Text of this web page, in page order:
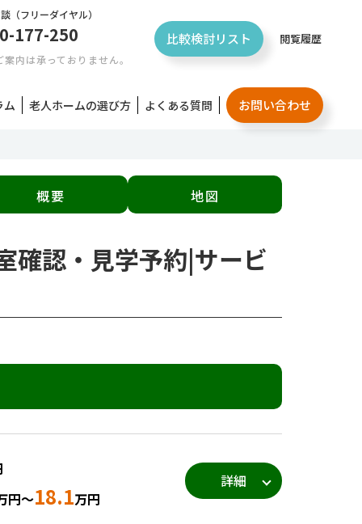
（フリーダイヤル）
177-250
内は承っておりません。
比較検討リスト 閲覧履歴
ム 老人ホームの選び方 よくある質問 お問い合わせ
概要 地図
確認・見学予約|サービ
円～18.1万円
詳細